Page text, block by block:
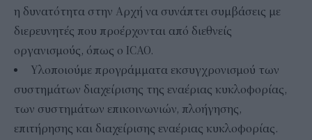
η δυνατότητα στην Αρχή να συνάπτει συμβάσεις με
διερευνητές που προέρχονται από διεθνείς
οργανισμούς, όπως ο ICAO.
Υλοποιούμε προγράμματα εκσυγχρονισμού των
συστημάτων διαχείρισης της εναέριας κυκλοφορίας,
των συστημάτων επικοινωνιών, πλοήγησης,
επιτήρησης και διαχείρισης εναέριας κυκλοφορίας.